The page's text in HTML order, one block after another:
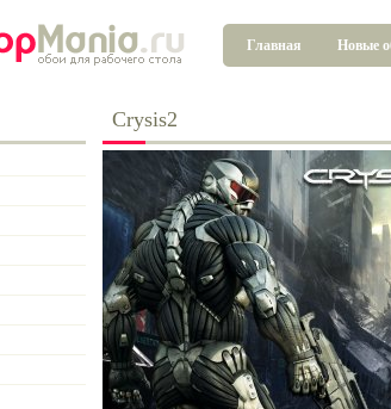
Главная Новые
Crysis2